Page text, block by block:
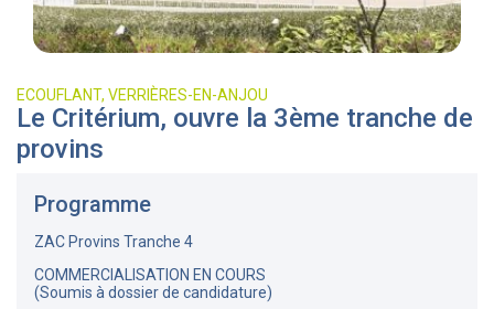
ECOUFLANT, VERRIÈRES-EN-ANJOU
Le Critérium, ouvre la 3ème tranche de
provins
Programme
ZAC Provins Tranche 4
COMMERCIALISATION EN COURS
(Soumis à dossier de candidature)